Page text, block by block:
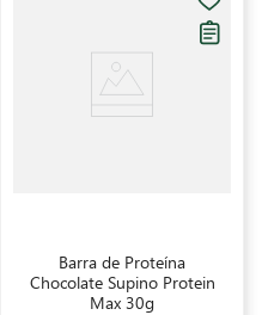
Barra de Proteína
Chocolate Supino Protein
Max 30g